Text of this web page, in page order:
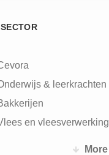
SECTOR
Cevora
Onderwijs & leerkrachten
Bakkerijen
Vlees en vleesverwerking
More